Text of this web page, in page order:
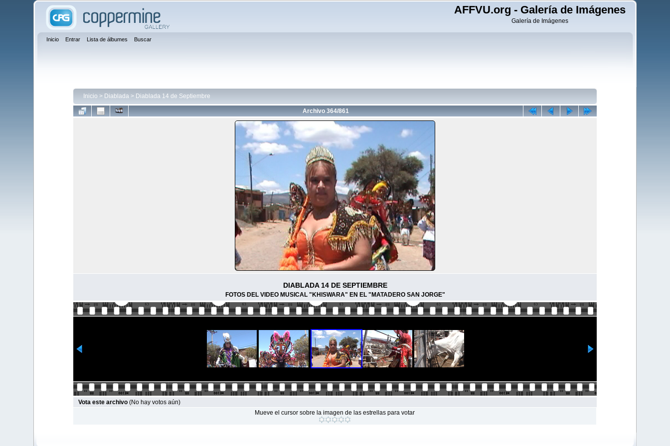
AFFVU.org - Galería de Imágenes
Galería de Imágenes
Inicio Entrar Lista de álbumes Buscar
Inicio > Diablada > Diablada 14 de Septiembre
Archivo 364/861
DIABLADA 14 DE SEPTIEMBRE
FOTOS DEL VIDEO MUSICAL "KHISWARA" EN EL "MATADERO SAN JORGE"
Vota este archivo (No hay votos aún)
Mueve el cursor sobre la imagen de las estrellas para votar